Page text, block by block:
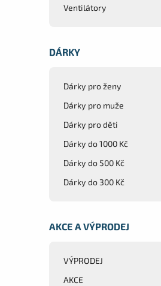
Ventilátory
DÁRKY
Dárky pro ženy
Dárky pro muže
Dárky pro děti
Dárky do 1000 Kč
Dárky do 500 Kč
Dárky do 300 Kč
AKCE A VÝPRODEJ
VÝPRODEJ
AKCE